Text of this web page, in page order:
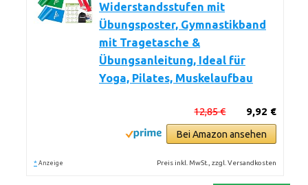
Widerstandsstufen mit
Übungsposter, Gymnastikband
mit Tragetasche &
Übungsanleitung, Ideal für
Yoga, Pilates, Muskelaufbau
9,92 €
12,85 €
Bei Amazon ansehen
* Anzeige Preis inkl. MwSt., zzgl. Versandkosten